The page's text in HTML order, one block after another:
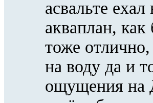
асвальте
акваплан,
тоже отлично,
на воду да и
ощущения на